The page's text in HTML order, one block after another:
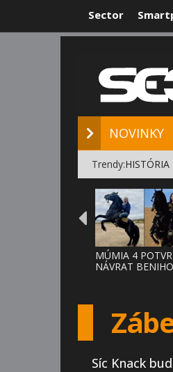
Sector
NOVINKY
Trendy:HISTÓRIA
MÚMIA 4
NÁVRAT
Síc Knack